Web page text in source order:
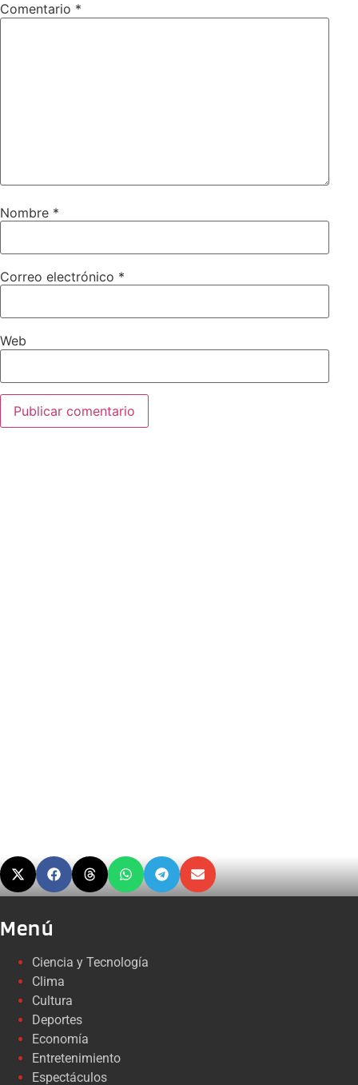
Comentario *
Nombre *
Correo electrónico *
Web
Menú
Ciencia y Tecnología
Clima
Cultura
Deportes
Economía
Entretenimiento
Espectáculos